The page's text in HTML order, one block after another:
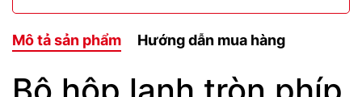
Mô tả sản phẩm Hướng dẫn mua hàng